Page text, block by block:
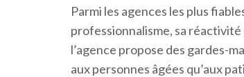
Parmi les agences les plus
professionnalisme, sa
l’agence propose des gardes-
aux personnes âgées qu’aux